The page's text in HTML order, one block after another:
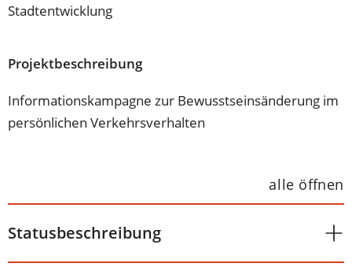
Stadtentwicklung
Projektbeschreibung
Informationskampagne zur Bewusstseinsänderung im
persönlichen Verkehrsverhalten
alle öffnen
Statusbeschreibung